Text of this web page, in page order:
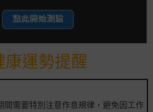
康運勢提醒
間需要特別注意作息規律，避免因工作